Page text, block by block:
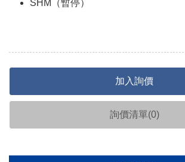
SHM（暫停）
加入詢價
詢價清單(0)